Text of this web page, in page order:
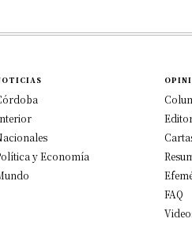
y Economía
FAQ